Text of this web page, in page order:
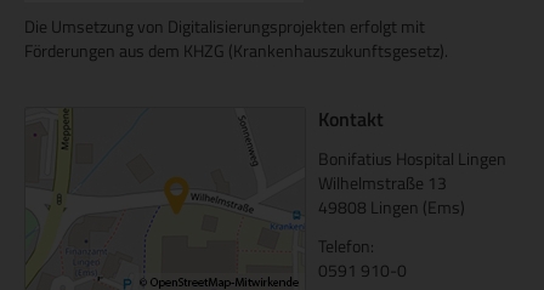
Die Umsetzung von Digitalisierungsprojekten erfolgt mit
Förderungen aus dem KHZG (Krankenhauszukunftsgesetz).
Kontakt
Bonifatius Hospital Lingen
Wilhelmstraße 13
49808 Lingen (Ems)
Telefon:
0591 910-0